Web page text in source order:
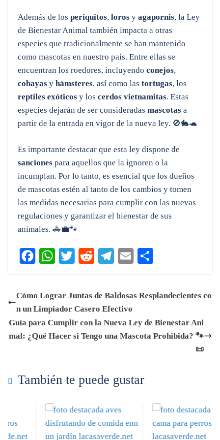
Además de los periquitos, loros y agapornis, la Ley
de Bienestar Animal también impacta a otras
especies que tradicionalmente se han mantenido
como mascotas en nuestro país. Entre ellas se
encuentran los roedores, incluyendo conejos,
cobayas y hámsteres, así como las tortugas, los
reptiles exóticos y los cerdos vietnamitas. Estas
especies dejarán de ser consideradas mascotas a
partir de la entrada en vigor de la nueva ley. 🚫🐇🐢
Es importante destacar que esta ley dispone de
sanciones para aquellos que la ignoren o la
incumplan. Por lo tanto, es esencial que los dueños
de mascotas estén al tanto de los cambios y tomen
las medidas necesarias para cumplir con las nuevas
regulaciones y garantizar el bienestar de sus
animales. 🚓💼🐾
Fa
ok
W
A
pp
T
r
R
t
Te
a
m
E
pa
rti
r
Cómo Lograr Juntas de Baldosas Resplandecientes co
n un Limpiador Casero Efectivo
Guía para Cumplir con la Nueva Ley de Bienestar Ani
mal: ¿Qué Hacer si Tengo una Mascota Prohibida? 🐾
📜
También te puede gustar